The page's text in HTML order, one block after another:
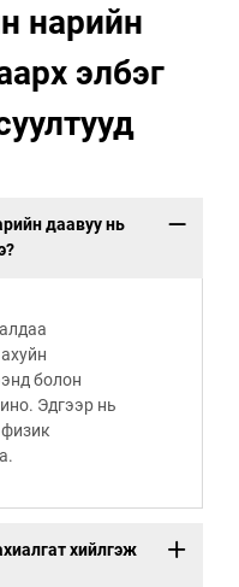
нарийн
элбэг
даавуу нь
болон
Эдгээр нь
хийлгэж